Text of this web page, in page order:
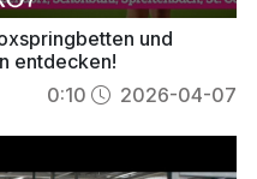
und
entdecken!
0:10 2026-04-07